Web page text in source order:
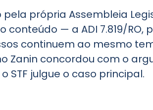
própria Assembleia
— a ADI 7.819/RO,
continuem ao mesmo
Zanin concordou com o
STF julgue o caso principal.